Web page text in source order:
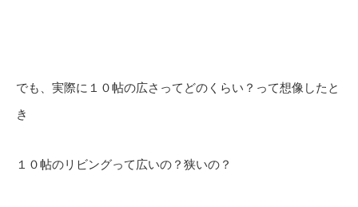
でも、実際に１０帖の広さってどのくらい？って想像したと
き
１０帖のリビングって広いの？狭いの？